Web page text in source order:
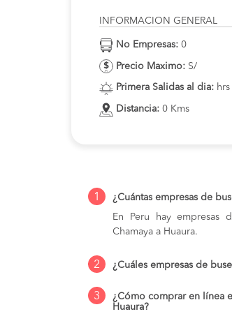
INFORMACION GENERAL
No Empresas: 0
Precio Maximo: S/
Primera Salidas al dia: hrs
Distancia: 0 Kms
1
¿Cuántas empresas de
En Peru hay empresas
Chamaya a Huaura.
2 ¿Cuáles empresas de
3
¿Cómo comprar en línea
Huaura?